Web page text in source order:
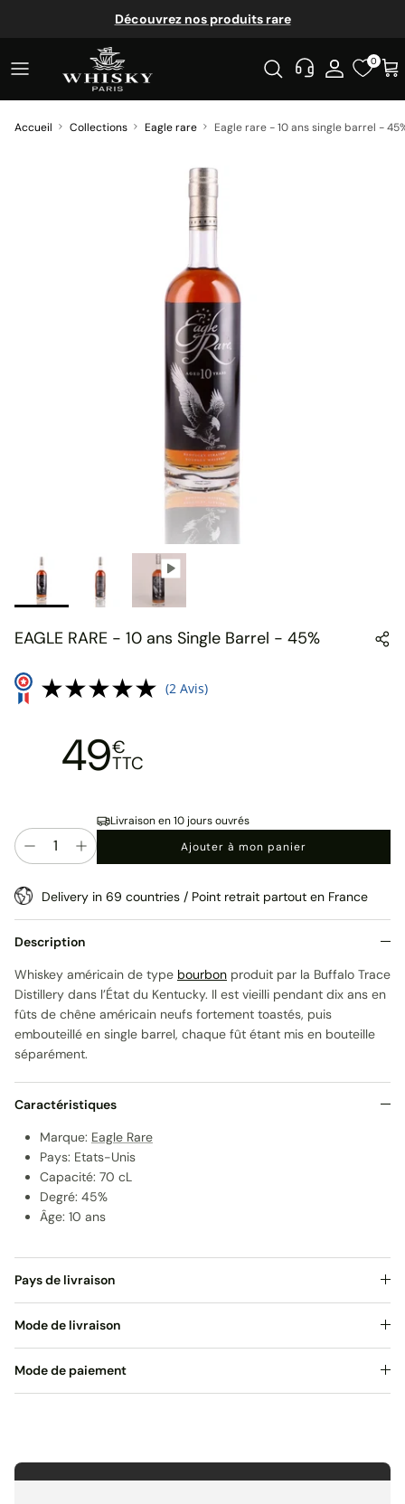
Découvrez nos produits rare
0
Accueil Collections Eagle rare Eagle rare - 10 ans single barrel -
EAGLE RARE - 10 ans Single Barrel - 45%
(2 Avis)
49€
TTC
Quantité
Livraison en 10 jours ouvrés
Ajouter à mon panier
Delivery in 69 countries / Point retrait partout en France
Description
Whiskey américain de type bourbon produit par la Buffalo Trace
Distillery dans l’État du Kentucky. Il est vieilli pendant dix ans en
fûts de chêne américain neufs fortement toastés, puis
embouteillé en single barrel, chaque fût étant mis en bouteille
séparément.
Caractéristiques
Marque: Eagle Rare
Pays: Etats-Unis
Capacité: 70 cL
Degré: 45%
Âge: 10 ans
Pays de livraison
Mode de livraison
Mode de paiement